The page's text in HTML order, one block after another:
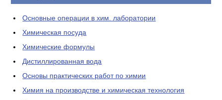
Основные операции в хим. лаборатории
Химическая посуда
Химические формулы
Дистиллированная вода
Основы практических работ по химии
Химия на производстве и химическая технология